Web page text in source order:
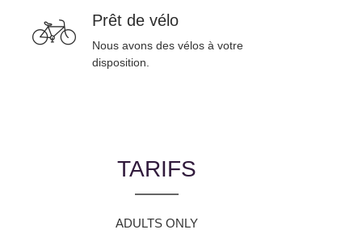
Prêt de vélo
Nous avons des vélos à votre
disposition.
TARIFS
ADULTS ONLY